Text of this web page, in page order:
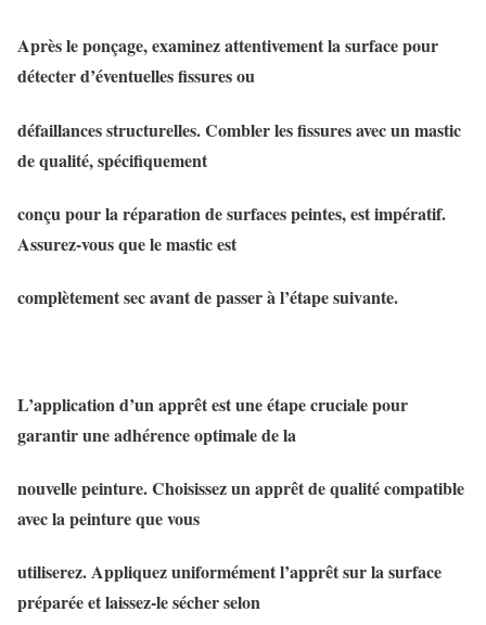
Après le ponçage, examinez attentivement la surface pour
détecter d’éventuelles fissures ou
défaillances structurelles. Combler les fissures avec un mastic
de qualité, spécifiquement
conçu pour la réparation de surfaces peintes, est impératif.
Assurez-vous que le mastic est
complètement sec avant de passer à l’étape suivante.
L’application d’un apprêt est une étape cruciale pour
garantir une adhérence optimale de la
nouvelle peinture. Choisissez un apprêt de qualité compatible
avec la peinture que vous
utiliserez. Appliquez uniformément l’apprêt sur la surface
préparée et laissez-le sécher selon